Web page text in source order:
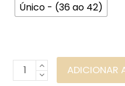
Único - (36 ao 42)
Biquini
ADICIONAR